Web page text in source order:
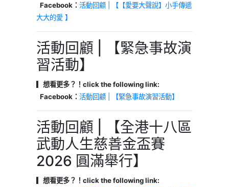
Facebook： 活動回顧 | 【【愛要大聲說】小手傳遞
大大的愛 】
活動回顧 | 【緊急事故演
習活動】
▎想看更多？！click the following link:
Facebook： 活動回顧 | 【緊急事故演習活動】
活動回顧 | 【全港十八區
武動人生慈善金盃賽
2026 圓滿舉行】
▎想看更多？！click the following link: